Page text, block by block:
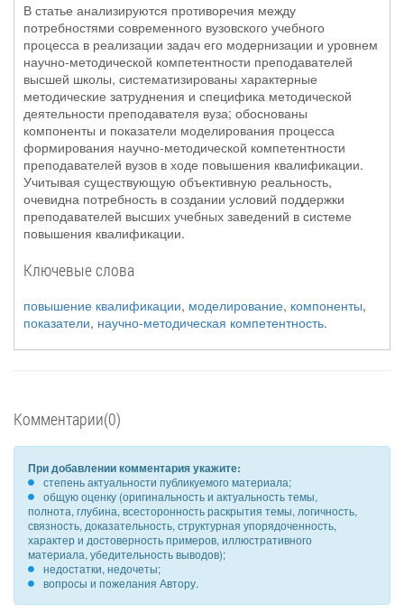
В статье анализируются противоречия между
потребностями современного вузовского учебного
процесса в реализации задач его модернизации и уровнем
научно-методической компетентности преподавателей
высшей школы, систематизированы характерные
методические затруднения и специфика методической
деятельности преподавателя вуза; обоснованы
компоненты и показатели моделирования процесса
формирования научно-методической компетентности
преподавателей вузов в ходе повышения квалификации.
Учитывая существующую объективную реальность,
очевидна потребность в создании условий поддержки
преподавателей высших учебных заведений в системе
повышения квалификации.
Ключевые слова
повышение квалификации, моделирование, компоненты,
показатели, научно-методическая компетентность.
Комментарии(0)
При добавлении комментария укажите:
степень актуальности публикуемого материала;
общую оценку (оригинальность и актуальность темы,
полнота, глубина, всесторонность раскрытия темы, логичность,
связность, доказательность, структурная упорядоченность,
характер и достоверность примеров, иллюстративного
материала, убедительность выводов);
недостатки, недочеты;
вопросы и пожелания Автору.